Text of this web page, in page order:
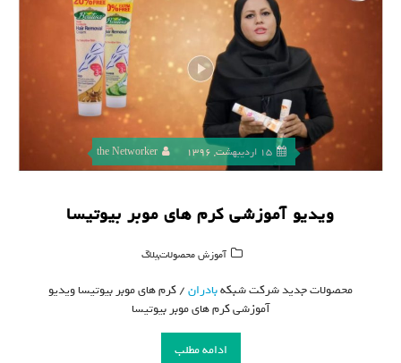
15 اردیبهشت, 1396 the Networker
ویدیو آموزشی کرم های موبر بیوتیسا
آموزش محصولات,بلاگ
محصولات جدید شرکت شبکهبادران/ کرم های موبر بیوتیسا ویدیو
آموزشی کرم های موبر بیوتیسا
ادامه مطلب